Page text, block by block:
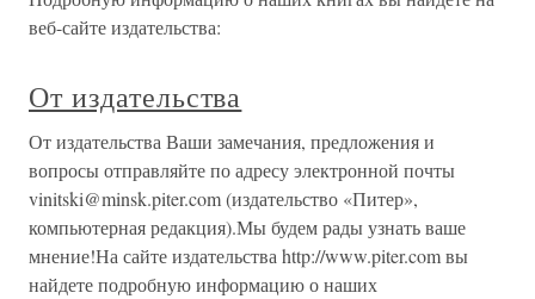
веб-сайте издательства:
От издательства
От издательства Ваши замечания, предложения и
вопросы отправляйте по адресу электронной почты
vinitski@minsk.piter.com (издательство «Питер»,
компьютерная редакция).Мы будем рады узнать ваше
мнение!На сайте издательства http://www.piter.com вы
найдете подробную информацию о наших